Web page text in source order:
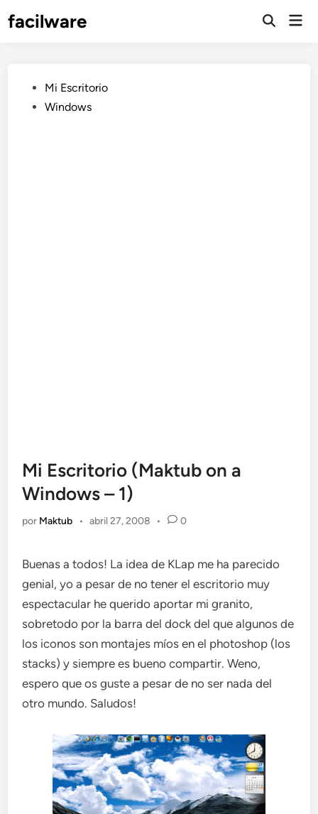
facilware
Publicado
en
Mi Escritorio
Windows
Mi Escritorio (Maktub on a
Windows – 1)
por Maktub • abril 27, 2008 • 0
Buenas a todos! La idea de KLap me ha parecido
genial, yo a pesar de no tener el escritorio muy
espectacular he querido aportar mi granito,
sobretodo por la barra del dock del que algunos de
los iconos son montajes míos en el photoshop (los
stacks) y siempre es bueno compartir. Weno,
espero que os guste a pesar de no ser nada del
otro mundo. Saludos!